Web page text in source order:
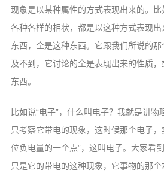
现象是以某种属性的方式表现出来的。
各种各样的相状，都是以这种方式表现
东西，全是这种东西。它跟我们所说的
及不到，它讨论的全是表现出来的性质
东西。
比如说“电子”，什么叫电子？我就是讲物
只考察它带电的现象，这时候那个电子
位负电量的一个点”，这叫电子。大家看
只是它的带电的这种现象，它事物的那